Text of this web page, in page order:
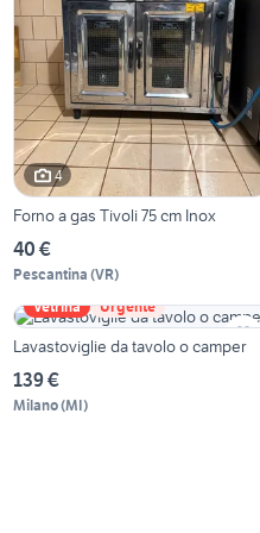
4
Forno a gas Tivoli 75 cm Inox
40 €
Pescantina (VR)
Vetrina
Urgente
Lavastoviglie da tavolo o camper
139 €
Milano(MI)